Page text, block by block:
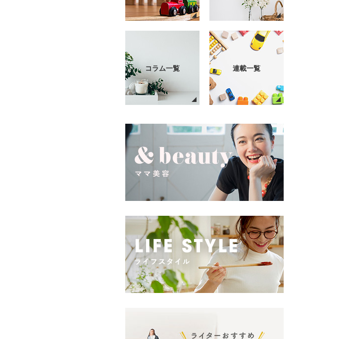
コラム一覧 連載一覧